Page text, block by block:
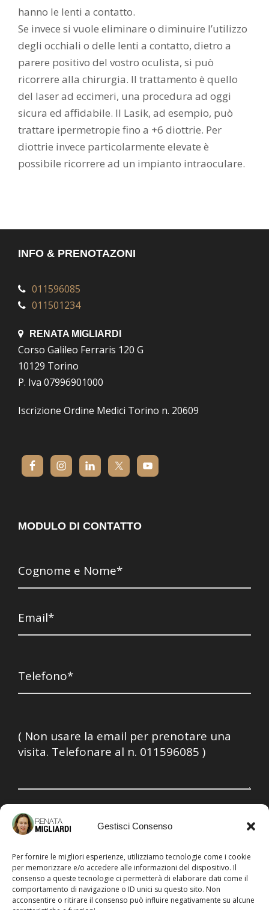
Gestisci Consenso
Per fornire le migliori esperienze, utilizziamo tecnologie come i cookie
per memorizzare e/o accedere alle informazioni del dispositivo. Il
consenso a queste tecnologie ci permetterà di elaborare dati come il
comportamento di navigazione o ID unici su questo sito. Non
acconsentire o ritirare il consenso può influire negativamente su alcune
hanno le lenti a contatto.
Se invece si vuole eliminare o diminuire l’utilizzo
degli occhiali o delle lenti a contatto, dietro a
parere positivo del vostro oculista, si può
ricorrere alla chirurgia. Il trattamento è quello
del laser ad eccimeri, una procedura ad oggi
sicura ed affidabile. Il Lasik, ad esempio, può
trattare ipermetropie fino a +6 diottrie. Per
diottrie invece particolarmente elevate è
possibile ricorrere ad un impianto intraoculare.
INFO & PRENOTAZONI
011596085
011501234
RENATA MIGLIARDI
Corso Galileo Ferraris 120 G
10129 Torino
P. Iva 07996901000
Iscrizione Ordine Medici Torino n. 20609
MODULO DI CONTATTO